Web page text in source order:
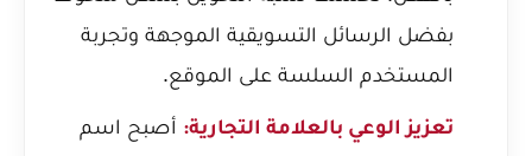
بفضل الرسائل التسويقية الموجهة وتجربة
المستخدم السلسة على الموقع.
تعزيز الوعي بالعلامة التجارية: أصبح اسم